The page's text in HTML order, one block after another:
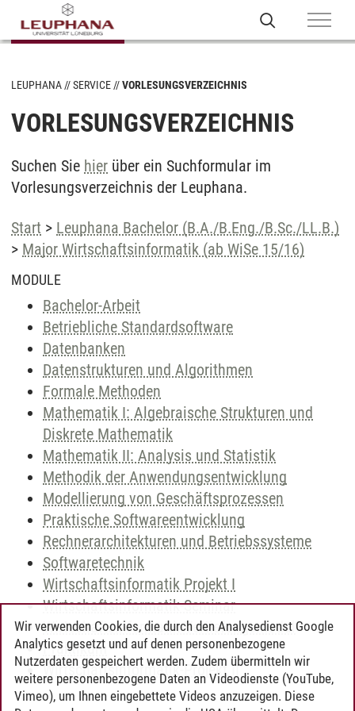
LEUPHANA SERVICE VORLESUNGSVERZEICHNIS
VORLESUNGSVERZEICHNIS
Suchen Sie hier über ein Suchformular im
Vorlesungsverzeichnis der Leuphana.
Start > Leuphana Bachelor (B.A./B.Eng./B.Sc./LL.B.)
> Major Wirtschaftsinformatik (ab WiSe 15/16)
MODULE
Bachelor-Arbeit
Betriebliche Standardsoftware
Datenbanken
Datenstrukturen und Algorithmen
Formale Methoden
Mathematik I: Algebraische Strukturen und
Diskrete Mathematik
Mathematik II: Analysis und Statistik
Methodik der Anwendungsentwicklung
Modellierung von Geschäftsprozessen
Praktische Softwareentwicklung
Rechnerarchitekturen und Betriebssysteme
Softwaretechnik
Wirtschaftsinformatik Projekt I
Wirtschaftsinformatik-Seminar
Wirtschaftsinformatik-Vertiefungsmodul
Praktikum
Wirtschaftsinformatik-Projekt II
Wir verwenden Cookies, die durch den Analysedienst Google
Analytics gesetzt und auf denen personenbezogene
Nutzerdaten gespeichert werden. Zudem übermitteln wir
weitere personenbezogene Daten an Videodienste (YouTube,
Vimeo), um Ihnen eingebettete Videos anzuzeigen. Diese